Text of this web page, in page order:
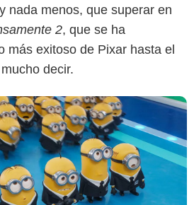
nada menos, que superar en
2, que se ha
más exitoso de Pixar hasta el
decir.